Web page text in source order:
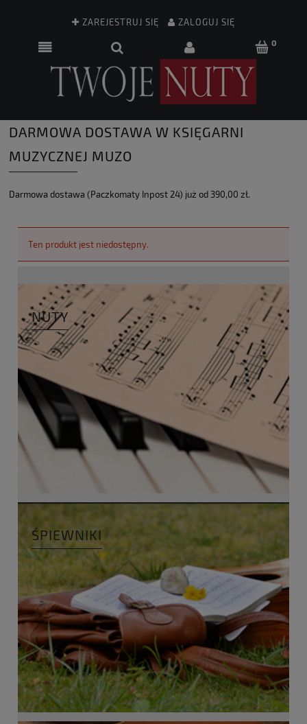
ZAREJESTRUJ SIĘ ZALOGUJ SIĘ
DARMOWA DOSTAWA W KSIĘGARNI
MUZYCZNEJ MUZO
Darmowa dostawa (Paczkomaty Inpost 24) już od 390,00 zł.
Ten produkt jest niedostępny.
NUTY
ŚPIEWNIKI